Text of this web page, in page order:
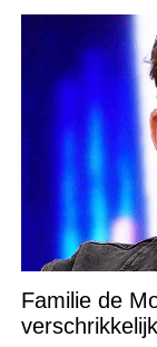
Familie de